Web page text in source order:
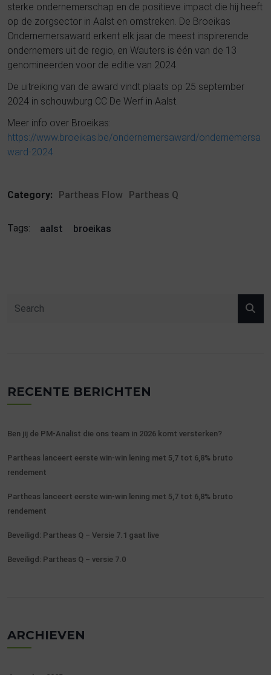
sterke ondernemerschap en de positieve impact die hij heeft
op de zorgsector in Aalst en omstreken. De Broeikas
Ondernemersaward erkent elk jaar de meest inspirerende
ondernemers uit de regio, en Wauters is één van de 13
genomineerden voor de editie van 2024​.
De uitreiking van de award vindt plaats op 25 september
2024 in schouwburg CC De Werf in Aalst​.
Meer info over Broeikas:
https://www.broeikas.be/ondernemersaward/ondernemersa
ward-2024
Category: Partheas Flow Partheas Q
Tags: aalst broeikas
RECENTE BERICHTEN
Ben jij de PM-Analist die ons team in 2026 komt versterken?
Partheas lanceert eerste win-win lening met 5,7 tot 6,8% bruto
rendement
Partheas lanceert eerste win-win lening met 5,7 tot 6,8% bruto
rendement
Beveiligd: Partheas Q – Versie 7.1 gaat live
Beveiligd: Partheas Q – versie 7.0
ARCHIEVEN